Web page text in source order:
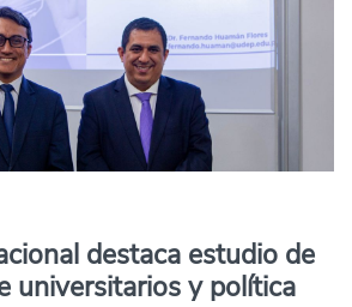
destaca estudio de
universitarios y política